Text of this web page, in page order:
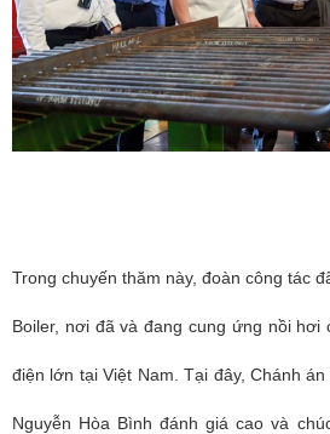
Trong chuyến thăm này, đoàn công tác
Boiler, nơi đã và đang cung ứng nồi hơi
điện lớn tại Việt Nam. Tại đây, Chánh
Nguyễn Hòa Bình đánh giá cao và